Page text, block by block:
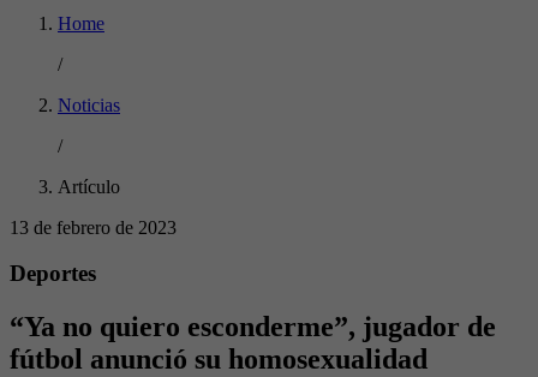
Home
/
Noticias
/
Artículo
13 de febrero de 2023
Deportes
“Ya no quiero esconderme”, jugador de
fútbol anunció su homosexualidad